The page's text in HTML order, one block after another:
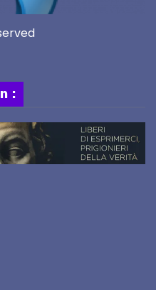
: